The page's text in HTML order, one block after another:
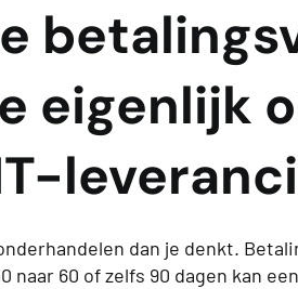
eigenlijk
dan je denkt.
naar 60 of zelfs 90 dagen kan